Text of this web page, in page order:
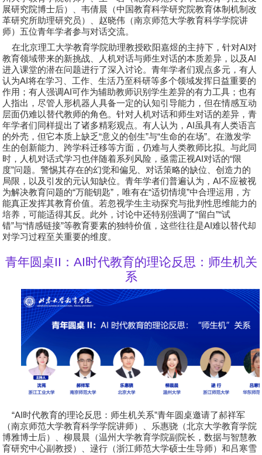
展研究院博士后）、韦倩晨 （中国教育科学研究院教育体制机制改
革研究所助理研究员）、 赵晓伟 （南京师范大学教育科学学院讲
师）五位青年学者参与对话交流。
在北京理工大学教育学院助理教授欧阳嘉煜的主持下，针对AI对
教育领域带来的新挑战、人机对话与师生对话的本质差异，以及AI
进入课堂的潜在问题进行了深入讨论。青年学者们观点多元，有人
认为AI将在学习、工作、生活乃至科研等多个领域发挥日益重要的
作用；有人强调AI可作为辅助教师识别学生差异的有力工具；也有
人指出，尽管人形机器人具备一定的认知引导能力，但在情感互动
层面仍难以替代教师的角色。针对人机对话和师生对话的差异，青
年学者们同样提出了诸多精彩观点。有人认为，AI虽具有人类语言
的外壳，但它本质上缺乏“意义的创生”与“生命的在场”。在激发学
生的创新能力、跨学科迁移等方面，仍难与人类教师比拟。与此同
时，人机对话式学习也伴随着系列风险，亟需正视AI对话的“限
度”问题。警惕其存在的幻觉和偏见、对话策略的缺位、创造力的
局限，以及引发的元认知缺位。青年学者们普遍认为，AI不应被视
为解决教育问题的“万能钥匙” ，唯有在“适切情境”中合理运用，方
能真正发挥其教育价值。若忽视学生主动探究与批判性思维能力的
培养，可能适得其反。此外，讨论中还特别强调了“留白”“试
错”与“情感链接”等教育要素的独特价值，这些往往是AI难以替代却
对学习过程至关重要的维度。
青年圆桌II ： AI时代教育的理论反思：师生机关
系
“AI时代教育的理论反思：师生机关系”青年圆桌邀请了郝祥军
（南京师范大学教育科学学院讲师）、 乐惠骁 （北京大学教育学院
博雅博士后）、柳晨晨 （温州大学教育学院副院长，数据与智慧教
育研究中心副教授）、逯行 （浙江师范大学硕士生导师）和吕寒雪